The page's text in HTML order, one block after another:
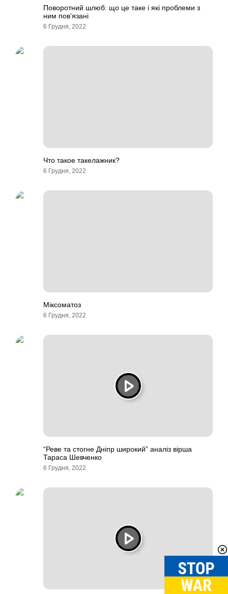
Поворотний шлюб: що це таке і які проблеми з
ним пов’язані
6 Грудня, 2022
Что такое такелажник?
6 Грудня, 2022
Міксоматоз
6 Грудня, 2022
“Реве та стогне Дніпр широкий” аналіз вірша
Тараса Шевченко
6 Грудня, 2022